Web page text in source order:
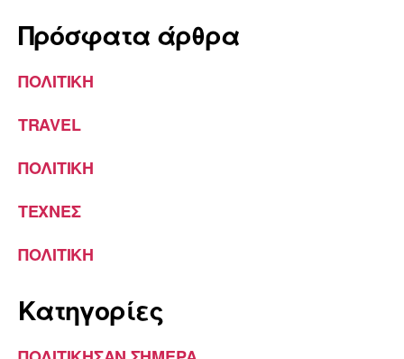
Πρόσφατα άρθρα
ΠΟΛΙΤΙΚΗ
TRAVEL
ΠΟΛΙΤΙΚΗ
ΤΕΧΝΕΣ
ΠΟΛΙΤΙΚΗ
Kατηγορίες